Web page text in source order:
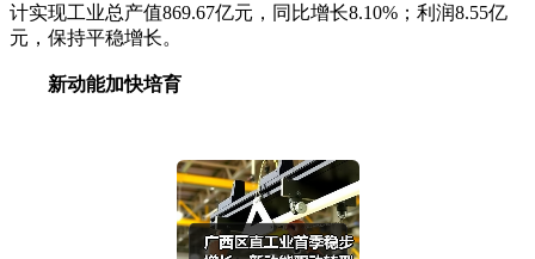
计实现工业总产值869.67亿元，同比增长8.10%；利润8.55亿
元，保持平稳增长。
新动能加快培育